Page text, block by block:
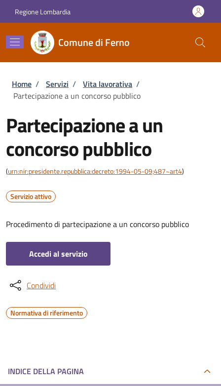
Regione Lombardia
Comune di Ferno
Briciole di pane
Home / Servizi / Vita lavorativa /
Partecipazione a un concorso pubblico
Partecipazione a un
concorso pubblico
(urn:nir:presidente.repubblica:decreto:1994-05-09;487~art4)
Servizio attivo
Procedimento di partecipazione a un concorso pubblico
Accedi al servizio
Condividi
Normativa di riferimento
INDICE DELLA PAGINA